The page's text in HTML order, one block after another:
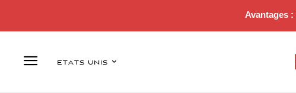
Avantages :
ETATS UNIS